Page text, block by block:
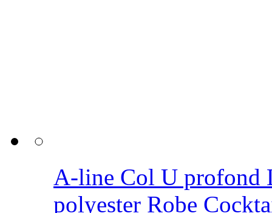
A-line Col U profond
polyester Robe